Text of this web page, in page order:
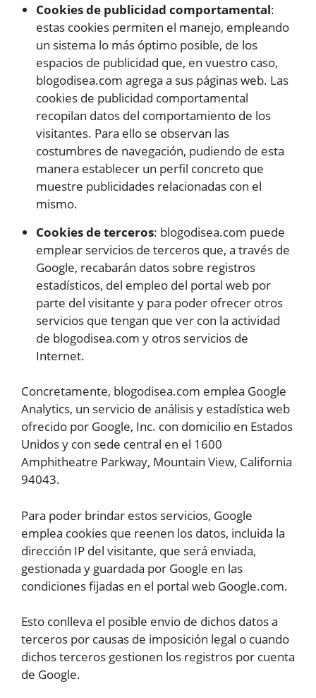
Cookies de publicidad comportamental:
estas cookies permiten el manejo, empleando
un sistema lo más óptimo posible, de los
espacios de publicidad que, en vuestro caso,
blogodisea.com agrega a sus páginas web. Las
cookies de publicidad comportamental
recopilan datos del comportamiento de los
visitantes. Para ello se observan las
costumbres de navegación, pudiendo de esta
manera establecer un perfil concreto que
muestre publicidades relacionadas con el
mismo.
Cookies de terceros: blogodisea.com puede
emplear servicios de terceros que, a través de
Google, recabarán datos sobre registros
estadísticos, del empleo del portal web por
parte del visitante y para poder ofrecer otros
servicios que tengan que ver con la actividad
de blogodisea.com y otros servicios de
Internet.
Concretamente, blogodisea.com emplea Google
Analytics, un servicio de análisis y estadística web
ofrecido por Google, Inc. con domicilio en Estados
Unidos y con sede central en el 1600
Amphitheatre Parkway, Mountain View, California
94043.
Para poder brindar estos servicios, Google
emplea cookies que reenen los datos, incluida la
dirección IP del visitante, que será enviada,
gestionada y guardada por Google en las
condiciones fijadas en el portal web Google.com.
Esto conlleva el posible envio de dichos datos a
terceros por causas de imposición legal o cuando
dichos terceros gestionen los registros por cuenta
de Google.